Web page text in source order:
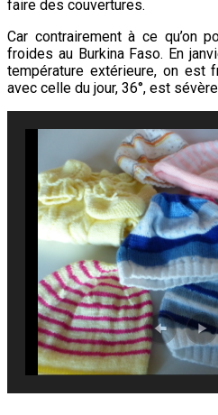
faire des couvertures.
Car contrairement à ce qu’on
froides au Burkina Faso. En
température extérieure, on est
avec celle du jour, 36°, est